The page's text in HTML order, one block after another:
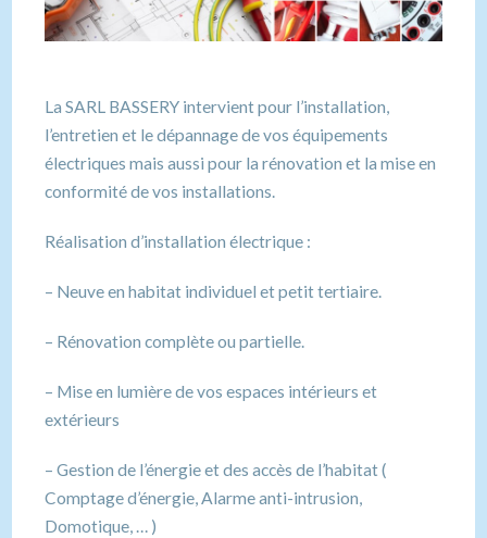
La SARL BASSERY intervient pour l’installation,
l’entretien et le dépannage de vos équipements
électriques mais aussi pour la rénovation et la mise en
conformité de vos installations.
Réalisation d’installation électrique :
– Neuve en habitat individuel et petit tertiaire.
– Rénovation complète ou partielle.
– Mise en lumière de vos espaces intérieurs et
extérieurs
– Gestion de l’énergie et des accès de l’habitat (
Comptage d’énergie, Alarme anti-intrusion,
Domotique, … )